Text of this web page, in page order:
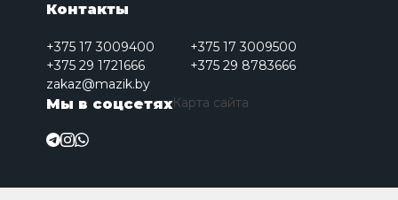
Контакты
+375 17 3009400
+375 17 3009500
+375 29 1721666
+375 29 8783666
zakaz@mazik.by
Мы в соцсетяхКарта сайта